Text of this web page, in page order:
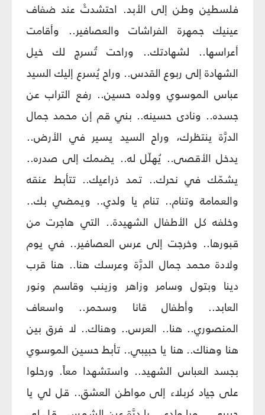
فلسطين وطن إلى الأبد. احتشدتْ عند ضفاف
عينيك جمهرة الفراشات والعصافير.. وأقامت
أعراسها.. لشهادتك.. وراحت تُسرج لك خيل
الشهادة إلى ربوع القدس.. وراح يُسرع إليك السيد
عباس الموسوي وولده حسين.. رفع التراب عن
جسده.. ونادى حسينه.. بني قم إن محمد جمال
الدرَّة ينتظرك، وراح السيد يسير في الأرض..
يدخل الأقصى.. يُهلّل له.. يضمك إلى صدره..
يشمّك في نحرك.. تمد ذراعيك.. تتأبط عنقه
والعمامة وتنام.. تنام يا ولدي.. ويمضي بك..
وخلفه كل الأطفال الشهيدة.. التي هاجرت من
قبورها.. وخرجت إلى عرس العصافير.. في يوم
ولادة محمد جمال الدرَّة وعرسك هنا.. هنا قرب
دينا وبتول وسامر وزاهر وزينب وقاسم ونور
العابد.. وأطفال قانا وسحمر.. واسعاف
المنصوري.. هنا.. العرس.. وهناك.. لا فرق بين
هنا وهناك.. هنا يا حبيبي.. تأبط حسين الموسوي
بجسد العباس الشهيد.. واستشهدا معاً. ورحلوا
على جياد كربلاء إلى مواطن العشق.. قل لي يا